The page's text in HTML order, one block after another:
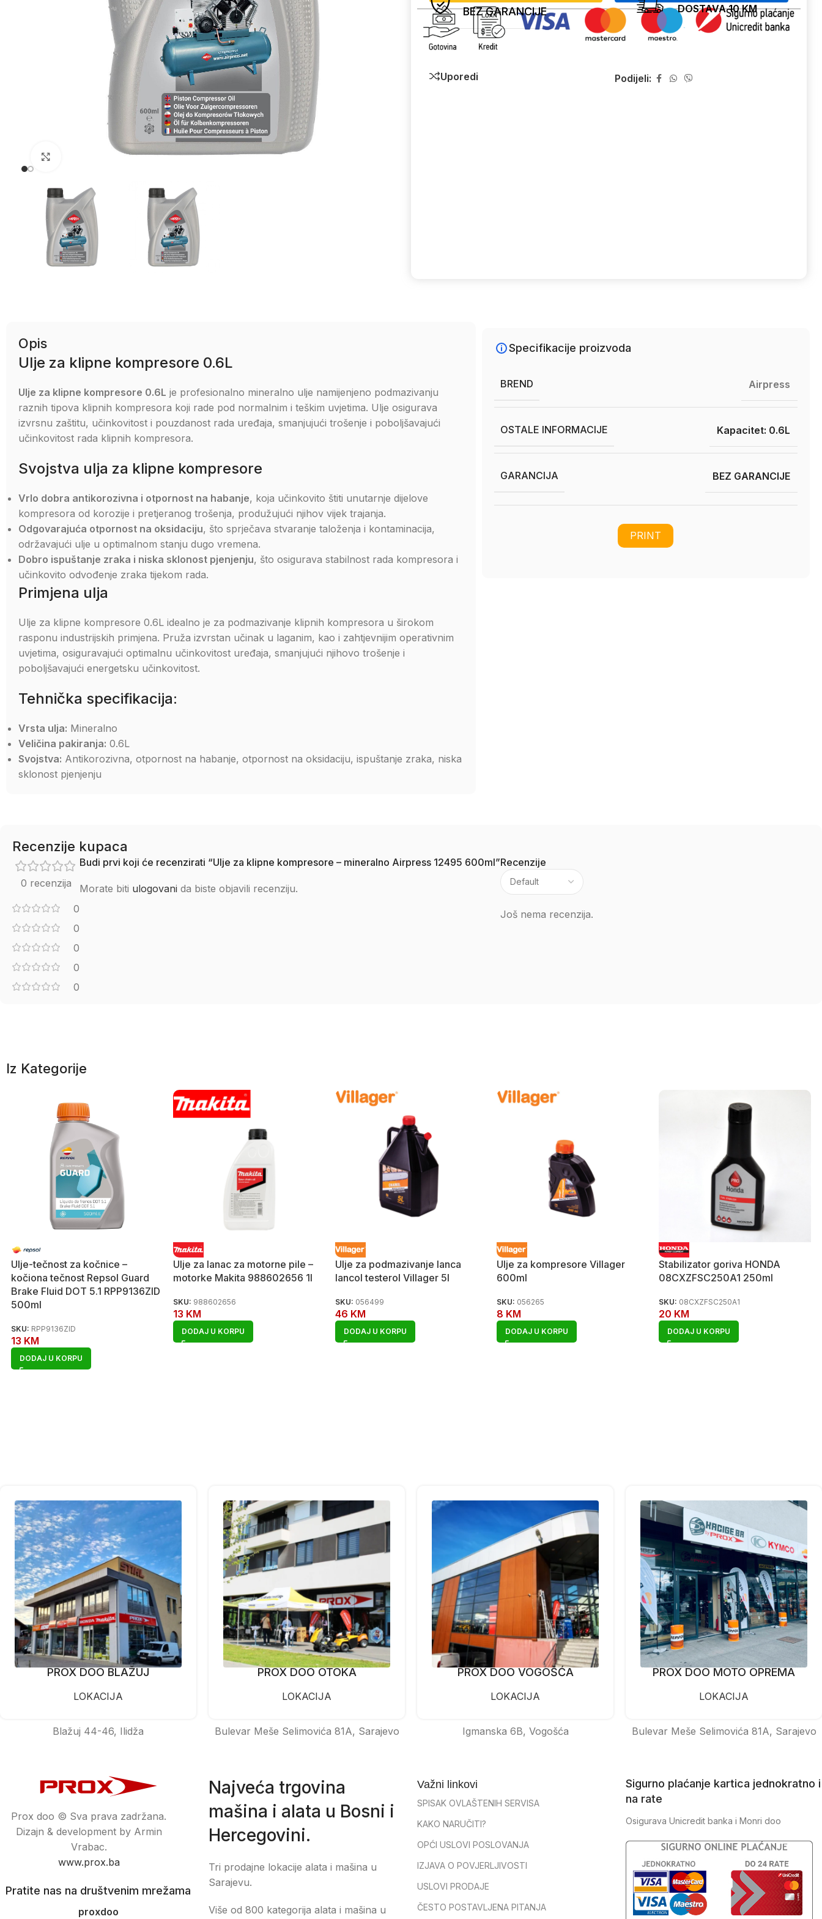
BEZ GARANCIJE DOSTAVA 10 KM
Uporedi Podijeli:
Opis
Ulje za klipne kompresore 0.6L
Ulje za klipne kompresore 0.6L je profesionalno mineralno ulje namijenjeno podmazivanju
raznih tipova klipnih kompresora koji rade pod normalnim i teškim uvjetima. Ulje osigurava
izvrsnu zaštitu, učinkovitost i pouzdanost rada uređaja, smanjujući trošenje i poboljšavajući
učinkovitost rada klipnih kompresora.
Svojstva ulja za klipne kompresore
Vrlo dobra antikorozivna i otpornost na habanje, koja učinkovito štiti unutarnje dijelove
kompresora od korozije i pretjeranog trošenja, produžujući njihov vijek trajanja.
Odgovarajuća otpornost na oksidaciju, što sprječava stvaranje taloženja i kontaminacija,
održavajući ulje u optimalnom stanju dugo vremena.
Dobro ispuštanje zraka i niska sklonost pjenjenju, što osigurava stabilnost rada kompresora i
učinkovito odvođenje zraka tijekom rada.
Primjena ulja
Ulje za klipne kompresore 0.6L idealno je za podmazivanje klipnih kompresora u širokom
rasponu industrijskih primjena. Pruža izvrstan učinak u laganim, kao i zahtjevnijim operativnim
uvjetima, osiguravajući optimalnu učinkovitost uređaja, smanjujući njihovo trošenje i
poboljšavajući energetsku učinkovitost.
Tehnička specifikacija:
Vrsta ulja: Mineralno
Veličina pakiranja: 0.6L
Svojstva: Antikorozivna, otpornost na habanje, otpornost na oksidaciju, ispuštanje zraka, niska
sklonost pjenjenju
Specifikacije proizvoda
BREND Airpress
OSTALE INFORMACIJE Kapacitet: 0.6L
GARANCIJA BEZ GARANCIJE
PRINT
Recenzije kupaca
0 recenzija
0
0
0
0
0
Recenzije
Još nema recenzija.
Budi prvi koji će recenzirati “Ulje za klipne kompresore – mineralno Airpress 12495 600ml”
Morate biti ulogovani da biste objavili recenziju.
Iz Kategorije
Ulje-tečnost za kočnice –
kočiona tečnost Repsol Guard
Brake Fluid DOT 5.1 RPP9136ZID
500ml
SKU: RPP9136ZID
13 KM
DODAJ U KORPU
Ulje za lanac za motorne pile –
motorke Makita 988602656 1l
SKU: 988602656
13 KM
DODAJ U KORPU
Ulje za podmazivanje lanca
lancol testerol Villager 5l
SKU: 056499
46 KM
DODAJ U KORPU
Ulje za kompresore Villager
600ml
SKU: 056265
8 KM
DODAJ U KORPU
Stabilizator goriva HONDA
08CXZFSC250A1 250ml
SKU: 08CXZFSC250A1
20 KM
DODAJ U KORPU
PROX DOO BLAŽUJ
LOKACIJA
Blažuj 44-46, Ilidža
PROX DOO OTOKA
LOKACIJA
Bulevar Meše Selimovića 81A, Sarajevo
PROX DOO VOGOŠĆA
LOKACIJA
Igmanska 6B, Vogošća
PROX DOO MOTO OPREMA
LOKACIJA
Bulevar Meše Selimovića 81A, Sarajevo
Prox doo © Sva prava zadržana.
Dizajn & development by Armin
Vrabac.
www.prox.ba
Pratite nas na društvenim mrežama
proxdoo
Najveća trgovina
mašina i alata u Bosni i
Hercegovini.
Tri prodajne lokacije alata i mašina u
Sarajevu.
Više od 800 kategorija alata i mašina u
Važni linkovi
SPISAK OVLAŠTENIH SERVISA
KAKO NARUČITI?
OPĆI USLOVI POSLOVANJA
IZJAVA O POVJERLJIVOSTI
USLOVI PRODAJE
ČESTO POSTAVLJENA PITANJA
Sigurno plaćanje kartica jednokratno i
na rate
Osigurava Unicredit banka i Monri doo